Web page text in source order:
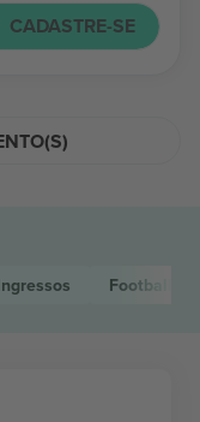
CADASTRE-SE
Football